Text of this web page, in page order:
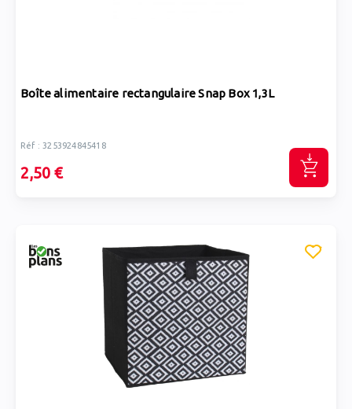
Boîte alimentaire rectangulaire Snap Box 1,3L
Réf : 3253924845418
2,50 €